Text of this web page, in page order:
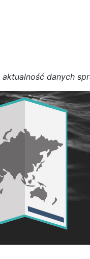
aktualność danych spr